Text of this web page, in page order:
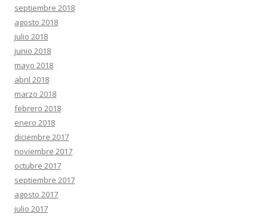
septiembre 2018
agosto 2018
julio 2018
junio 2018
mayo 2018
abril 2018
marzo 2018
febrero 2018
enero 2018
diciembre 2017
noviembre 2017
octubre 2017
septiembre 2017
agosto 2017
julio 2017